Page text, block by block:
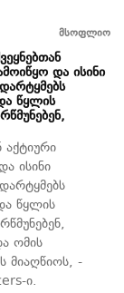
მსოფლიო
და ისინი
წყლის
აქტიური
ისინი
წყლის
ომის
მიაღწიოს, -
ი.